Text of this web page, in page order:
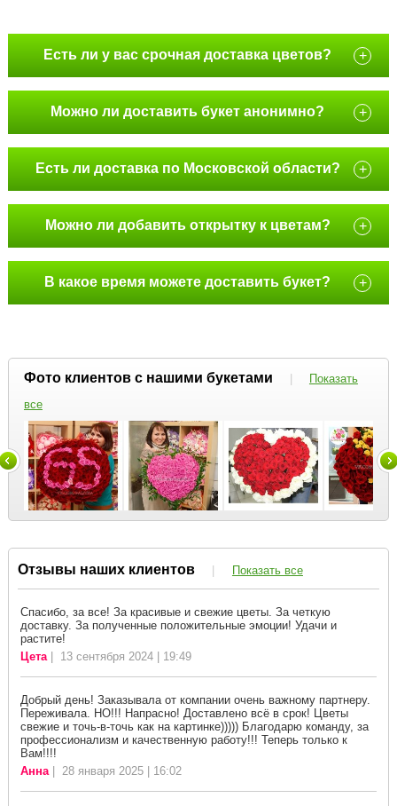
Есть ли у вас срочная доставка цветов? +
Можно ли доставить букет анонимно? +
Есть ли доставка по Московской области? +
Можно ли добавить открытку к цветам? +
В какое время можете доставить букет? +
Фото клиентов с нашими букетами |
Показать
все
Отзывы наших клиентов | Показать все
Спасибо, за все! За красивые и свежие цветы. За четкую
доставку. За полученные положительные эмоции! Удачи и
растите!
Цета| 13 сентября 2024 | 19:49
Добрый день! Заказывала от компании очень важному партнеру.
Переживала. НО!!! Напрасно! Доставлено всё в срок! Цветы
свежие и точь-в-точь как на картинке))))) Благодарю команду, за
профессионализм и качественную работу!!! Теперь только к
Вам!!!!
Анна| 28 января 2025 | 16:02